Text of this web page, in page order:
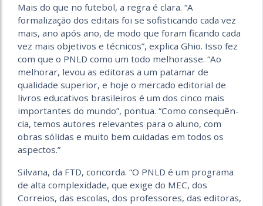
Mais do que no futebol, a regra é clara. “A
formalização dos editais foi se sofisticando cada vez
mais, ano após ano, de modo que foram ficando cada
vez mais objetivos e técnicos”, explica Ghio. Isso fez
com que o PNLD como um todo melhorasse. “Ao
melhorar, levou as editoras a um patamar de
qualidade superior, e hoje o mercado editorial de
livros educativos brasileiros é um dos cinco mais
importantes do mundo”, pontua. “Como consequên­
cia, temos autores relevantes para o aluno, com
obras sólidas e muito bem cuidadas em todos os
aspectos.”
Silvana, da FTD, concorda. “O PNLD é um programa
de alta complexidade, que exige do MEC, dos
Correios, das escolas, dos professores, das editoras,